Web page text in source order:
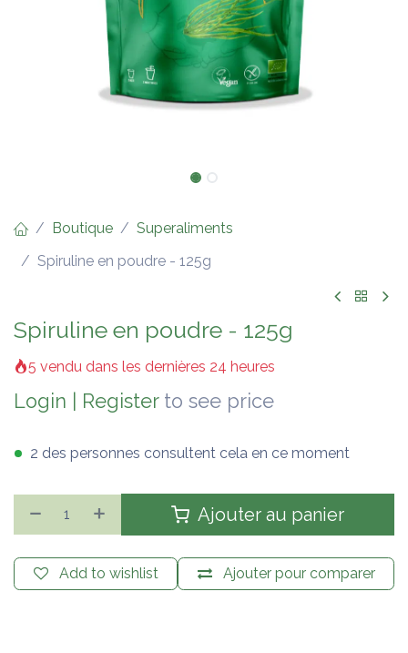
Boutique
Superaliments
Spiruline en poudre - 125g
Spiruline en poudre - 125g
5 vendu dans les dernières 24 heures
Login Register to see price
2 des personnes consultent cela en ce moment
Ajouter au panier
Ajouter pour comparer
Add to wishlist